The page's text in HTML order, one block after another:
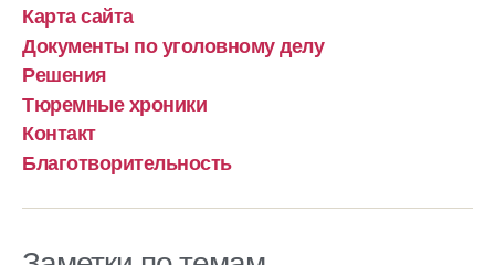
Карта сайта
Документы по уголовному делу
Решения
Тюремные хроники
Контакт
Благотворительность